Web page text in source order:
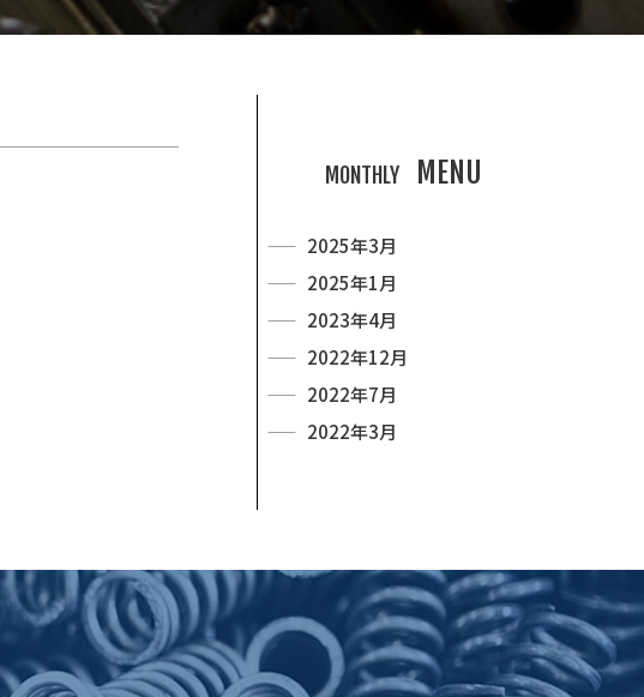
MONTHLY MENU
2025年3月
2025年1月
2023年4月
2022年12月
2022年7月
2022年3月